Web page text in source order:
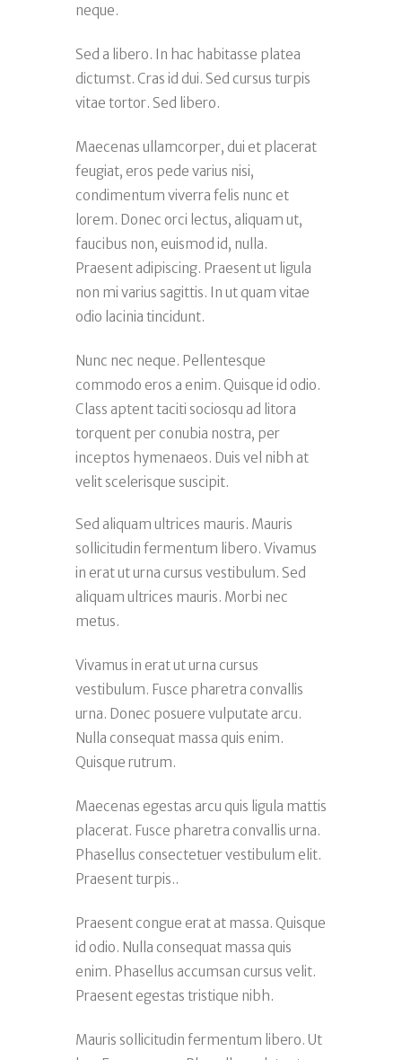
neque.
Sed a libero. In hac habitasse platea
dictumst. Cras id dui. Sed cursus turpis
vitae tortor. Sed libero.
Maecenas ullamcorper, dui et placerat
feugiat, eros pede varius nisi,
condimentum viverra felis nunc et
lorem. Donec orci lectus, aliquam ut,
faucibus non, euismod id, nulla.
Praesent adipiscing. Praesent ut ligula
non mi varius sagittis. In ut quam vitae
odio lacinia tincidunt.
Nunc nec neque. Pellentesque
commodo eros a enim. Quisque id odio.
Class aptent taciti sociosqu ad litora
torquent per conubia nostra, per
inceptos hymenaeos. Duis vel nibh at
velit scelerisque suscipit.
Sed aliquam ultrices mauris. Mauris
sollicitudin fermentum libero. Vivamus
in erat ut urna cursus vestibulum. Sed
aliquam ultrices mauris. Morbi nec
metus.
Vivamus in erat ut urna cursus
vestibulum. Fusce pharetra convallis
urna. Donec posuere vulputate arcu.
Nulla consequat massa quis enim.
Quisque rutrum.
Maecenas egestas arcu quis ligula mattis
placerat. Fusce pharetra convallis urna.
Phasellus consectetuer vestibulum elit.
Praesent turpis..
Praesent congue erat at massa. Quisque
id odio. Nulla consequat massa quis
enim. Phasellus accumsan cursus velit.
Praesent egestas tristique nibh.
Mauris sollicitudin fermentum libero. Ut